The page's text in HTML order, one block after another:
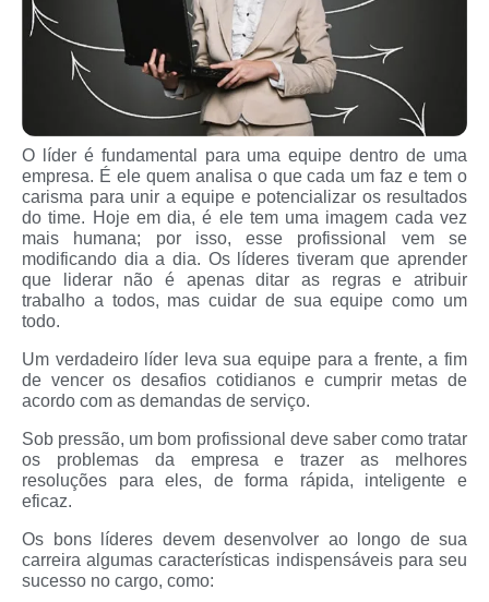
O líder é fundamental para uma equipe dentro de uma
empresa. É ele quem analisa o que cada um faz e tem o
carisma para unir a equipe e potencializar os resultados
do time. Hoje em dia, é ele tem uma imagem cada vez
mais humana; por isso, esse profissional vem se
modificando dia a dia. Os líderes tiveram que aprender
que liderar não é apenas ditar as regras e atribuir
trabalho a todos, mas cuidar de sua equipe como um
todo.
Um verdadeiro líder leva sua equipe para a frente, a fim
de vencer os desafios cotidianos e cumprir metas de
acordo com as demandas de serviço.
Sob pressão, um bom profissional deve saber como tratar
os problemas da empresa e trazer as melhores
resoluções para eles, de forma rápida, inteligente e
eficaz.
Os bons líderes devem desenvolver ao longo de sua
carreira algumas características indispensáveis para seu
sucesso no cargo, como: